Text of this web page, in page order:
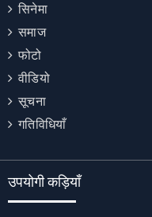
सिनेमा
समाज
फोटो
वीडियो
सूचना
गतिविधियाँ
उपयोगी कड़ियाँ